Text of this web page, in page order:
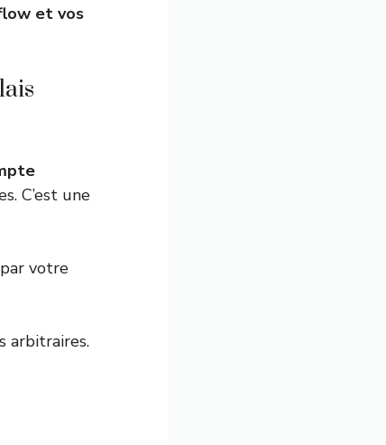
et vos
C’est une
par votre
arbitraires.